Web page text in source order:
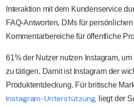
Interaktion mit dem Kundenservice
FAQ-Antworten, DMs für
Kommentarbereiche für öffentliche
61% der Nutzer nutzen Instagram,
zu tätigen. Damit ist Instagram der
Produktentdeckung. Für britische
Instagram-Unterstützung, liegt der